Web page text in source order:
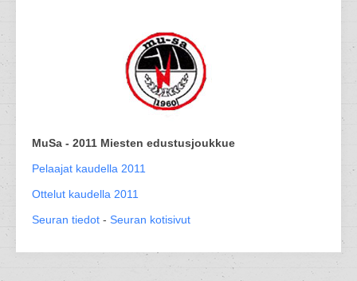
MuSa - 2011 Miesten edustusjoukkue
Pelaajat kaudella 2011
Ottelut kaudella 2011
Seuran tiedot - Seuran kotisivut